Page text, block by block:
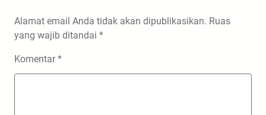
Alamat email Anda tidak akan dipublikasikan. Ruas
yang wajib ditandai *
Komentar*